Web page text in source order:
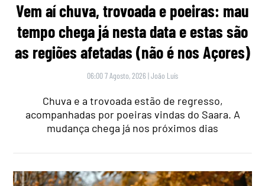
Vem aí chuva, trovoada e poeiras: mau
tempo chega já nesta data e estas são
as regiões afetadas (não é nos Açores)
06:00 7 Agosto, 2026 |João Luís
Chuva e a trovoada estão de regresso,
acompanhadas por poeiras vindas do Saara. A
mudança chega já nos próximos dias